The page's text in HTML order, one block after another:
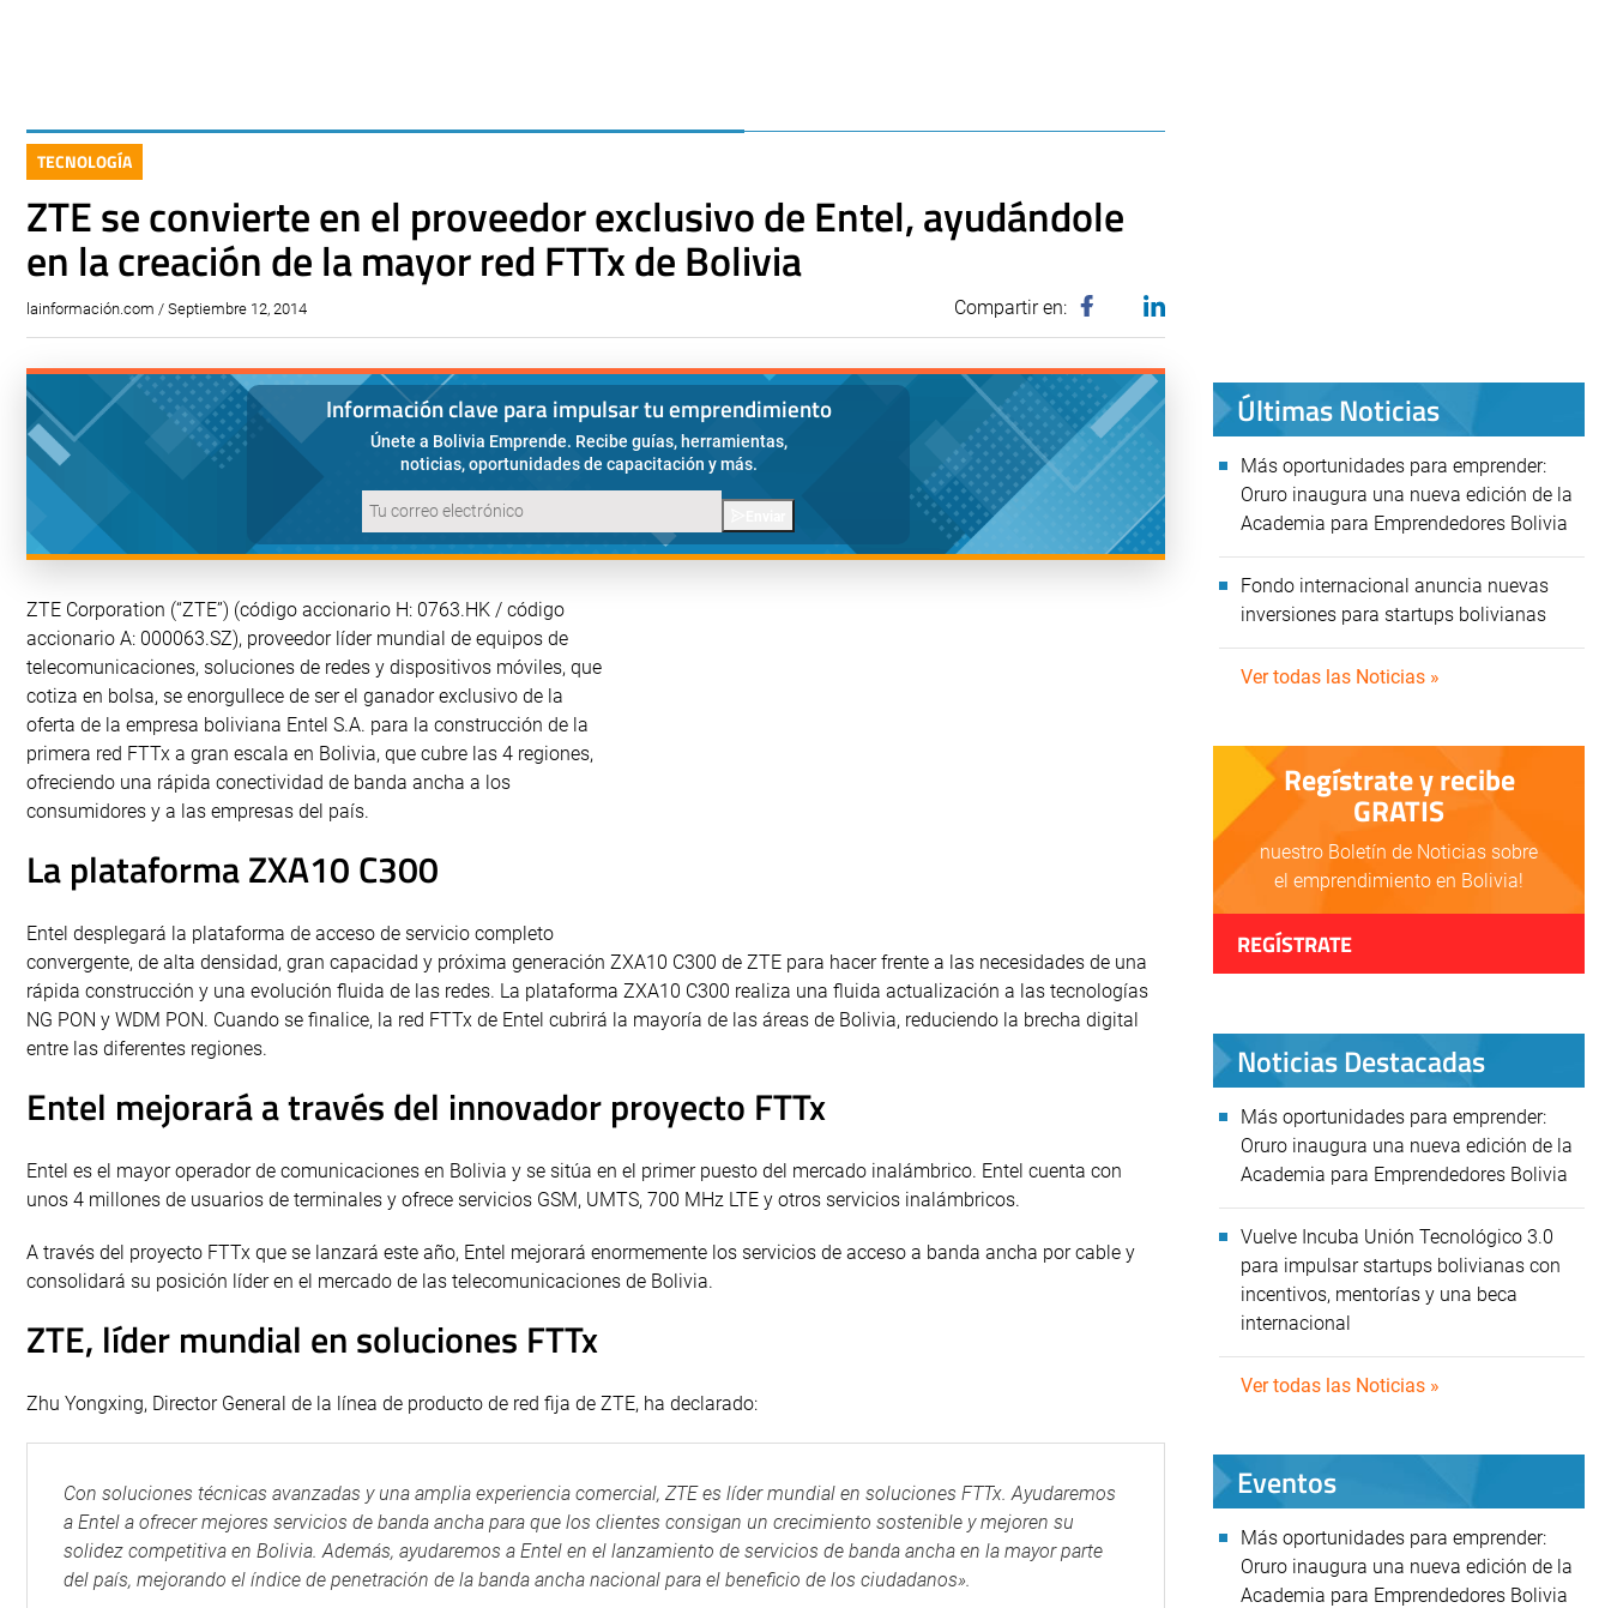
TECNOLOGÍA
ZTE se convierte en el proveedor exclusivo de Entel, ayudándole
en la creación de la mayor red FTTx de Bolivia
lainformación.com / Septiembre 12, 2014 Compartir en:
Información clave para impulsar tu emprendimiento
Únete a Bolivia Emprende. Recibe guías, herramientas,
noticias, oportunidades de capacitación y más.
ZTE Corporation (“ZTE”) (código accionario H: 0763.HK / código
accionario A: 000063.SZ), proveedor líder mundial de equipos de
telecomunicaciones, soluciones de redes y dispositivos móviles, que
cotiza en bolsa, se enorgullece de ser el ganador exclusivo de la
oferta de la empresa boliviana Entel S.A. para la construcción de la
primera red FTTx a gran escala en Bolivia, que cubre las 4 regiones,
ofreciendo una rápida conectividad de banda ancha a los
consumidores y a las empresas del país.
La plataforma ZXA10 C300
Entel desplegará la plataforma de acceso de servicio completo
convergente, de alta densidad, gran capacidad y próxima generación ZXA10 C300 de ZTE para hacer frente a las necesidades de una
rápida construcción y una evolución fluida de las redes. La plataforma ZXA10 C300 realiza una fluida actualización a las tecnologías
NG PON y WDM PON. Cuando se finalice, la red FTTx de Entel cubrirá la mayoría de las áreas de Bolivia, reduciendo la brecha digital
entre las diferentes regiones.
Entel mejorará a través del innovador proyecto FTTx
Entel es el mayor operador de comunicaciones en Bolivia y se sitúa en el primer puesto del mercado inalámbrico. Entel cuenta con
unos 4 millones de usuarios de terminales y ofrece servicios GSM, UMTS, 700 MHz LTE y otros servicios inalámbricos.
A través del proyecto FTTx que se lanzará este año, Entel mejorará enormemente los servicios de acceso a banda ancha por cable y
consolidará su posición líder en el mercado de las telecomunicaciones de Bolivia.
ZTE, líder mundial en soluciones FTTx
Zhu Yongxing, Director General de la línea de producto de red fija de ZTE, ha declarado:
Con soluciones técnicas avanzadas y una amplia experiencia comercial, ZTE es líder mundial en soluciones FTTx. Ayudaremos
a Entel a ofrecer mejores servicios de banda ancha para que los clientes consigan un crecimiento sostenible y mejoren su
solidez competitiva en Bolivia. Además, ayudaremos a Entel en el lanzamiento de servicios de banda ancha en la mayor parte
del país, mejorando el índice de penetración de la banda ancha nacional para el beneficio de los ciudadanos».
Últimas Noticias
Más oportunidades para emprender:
Oruro inaugura una nueva edición de la
Academia para Emprendedores Bolivia
Fondo internacional anuncia nuevas
inversiones para startups bolivianas
Ver todas las Noticias »
Regístrate y recibe
GRATIS
nuestro Boletín de Noticias sobre
el emprendimiento en Bolivia!
REGÍSTRATE
Noticias Destacadas
Más oportunidades para emprender:
Oruro inaugura una nueva edición de la
Academia para Emprendedores Bolivia
Vuelve Incuba Unión Tecnológico 3.0
para impulsar startups bolivianas con
incentivos, mentorías y una beca
internacional
Ver todas las Noticias »
Eventos
Más oportunidades para emprender:
Oruro inaugura una nueva edición de la
Academia para Emprendedores Bolivia